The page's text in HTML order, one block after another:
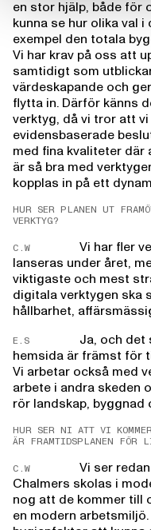
en stor hjälp, både för
kunna se hur olika val
exempel den totala
Vi har krav på oss att
samtidigt som
värdeskapande och
flytta in. Därför känns
verktyg, då vi tror att
evidensbaserade
med fina kvaliteter där
är så bra med
kopplas in på ett
HUR SER PLANEN UT
VERKTYG?
C.W
Vi har fler
lanseras under året,
viktigaste och mest
digitala verktygen ska
hållbarhet,
E.S
Ja, och det
hemsida är främst för
Vi arbetar också med
arbete i andra skeden
rör landskap, byggnad
HUR SER NI ATT VI
ÄR FRAMTIDSPLANEN FÖR
C.W
Vi ser
Chalmers skolas i
nog att de kommer till
en modern